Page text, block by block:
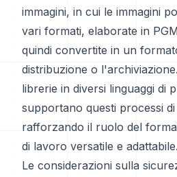
immagini, in cui le immagini
vari formati, elaborate in
quindi convertite in un
distribuzione o
librerie in diversi linguaggi di
supportano questi processi
rafforzando il ruolo del
di lavoro versatile e adattabile.
Le considerazioni sulla